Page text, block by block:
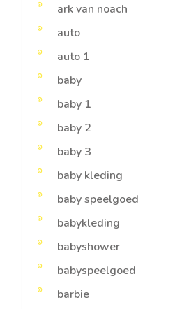
ark van noach
auto
auto 1
baby
baby 1
baby 2
baby 3
baby kleding
baby speelgoed
babykleding
babyshower
babyspeelgoed
barbie